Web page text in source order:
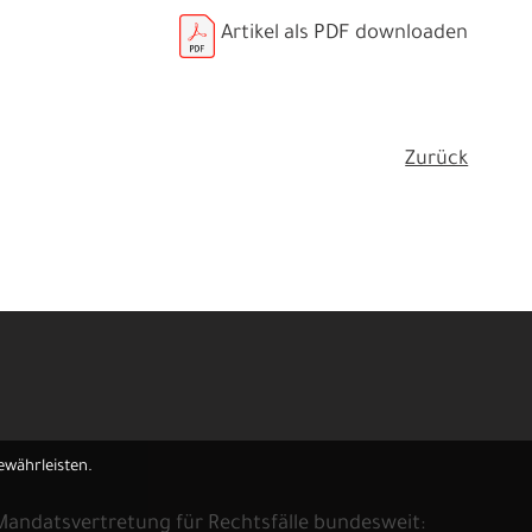
Artikel als PDF downloaden
Zurück
für Rechtsfälle bundesweit: